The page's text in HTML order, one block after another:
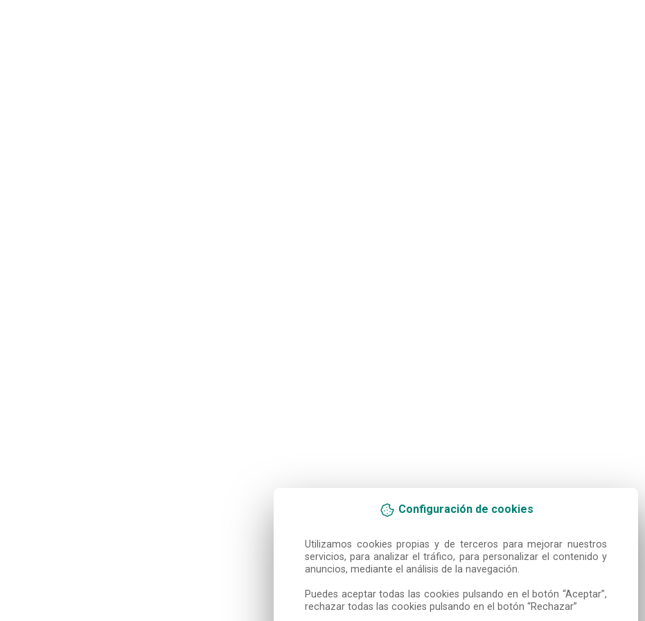
Configuración de cookies
Utilizamos cookies propias y de terceros para mejorar nuestros
servicios, para analizar el tráfico, para personalizar el contenido y
anuncios, mediante el análisis de la navegación.
Puedes aceptar todas las cookies pulsando en el botón “Aceptar”,
rechazar todas las cookies pulsando en el botón “Rechazar”